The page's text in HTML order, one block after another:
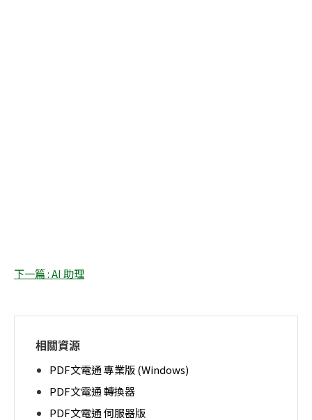
下一篇 : AI 助理
相關資源
PDF文電通 專業版 (Windows)
PDF文電通 轉換器
PDF文電通 伺服器版